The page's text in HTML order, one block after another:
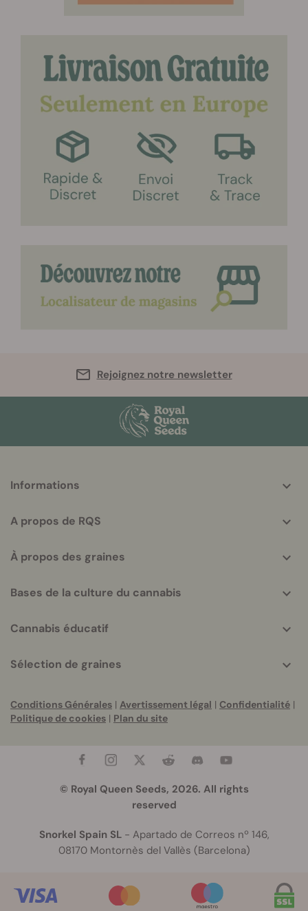
Rejoignez notre newsletter
helpful
Informations
A propos de RQS
À propos des graines
Bases de la culture du cannabis
Cannabis éducatif
Sélection de graines
Conditions Générales | Avertissement légal | Confidentialité |
Politique de cookies | Plan du site
© Royal Queen Seeds, 2026. All rights
reserved
Snorkel Spain SL- Apartado de Correos nº 146,
08170 Montornès del Vallès (Barcelona)